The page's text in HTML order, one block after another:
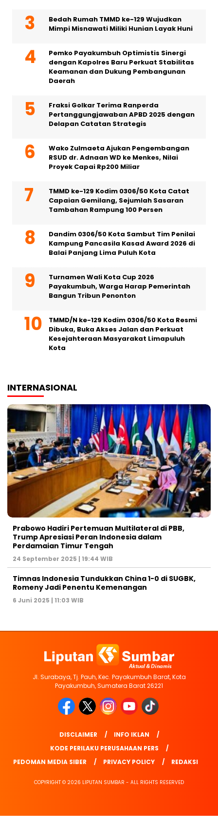
Bedah Rumah TMMD ke-129 Wujudkan
Mimpi Misnawati Miliki Hunian Layak Huni
Pemko Payakumbuh Optimistis Sinergi
dengan Kapolres Baru Perkuat Stabilitas
Keamanan dan Dukung Pembangunan
Daerah
Fraksi Golkar Terima Ranperda
Pertanggungjawaban APBD 2025 dengan
Delapan Catatan Strategis
Wako Zulmaeta Ajukan Pengembangan
RSUD dr. Adnaan WD ke Menkes, Nilai
Proyek Capai Rp200 Miliar
TMMD ke-129 Kodim 0306/50 Kota Catat
Capaian Gemilang, Sejumlah Sasaran
Tambahan Rampung 100 Persen
Dandim 0306/50 Kota Sambut Tim Penilai
Kampung Pancasila Kasad Award 2026 di
Balai Panjang Lima Puluh Kota
Turnamen Wali Kota Cup 2026
Payakumbuh, Warga Harap Pemerintah
Bangun Tribun Penonton
TMMD/N ke-129 Kodim 0306/50 Kota Resmi
Dibuka, Buka Akses Jalan dan Perkuat
Kesejahteraan Masyarakat Limapuluh
Kota
INTERNASIONAL
Prabowo Hadiri Pertemuan Multilateral di PBB,
Trump Apresiasi Peran Indonesia dalam
Perdamaian Timur Tengah
24 September 2025 | 19:44 WIB
Timnas Indonesia Tundukkan China 1-0 di SUGBK,
Romeny Jadi Penentu Kemenangan
6 Juni 2025 | 11:03 WIB
Jl. Surabaya, Tj. Pauh, Kec. Payakumbuh Barat, Kota
Payakumbuh, Sumatera Barat 26221
DISCLAIMER
INFO IKLAN
KODE PERILAKU PERUSAHAAN PERS
PEDOMAN MEDIA SIBER
PRIVACY POLICY REDAKSI
COPYRIGHT © 2026 LIPUTAN SUMBAR - ALL RIGHTS RESERVED